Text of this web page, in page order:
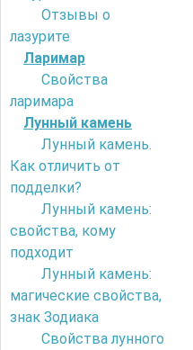
Отзывы о
лазурите
Ларимар
Свойства
ларимара
Лунный камень
Лунный камень.
Как отличить от
подделки?
Лунный камень:
свойства, кому
подходит
Лунный камень:
магические свойства,
знак Зодиака
Свойства лунного